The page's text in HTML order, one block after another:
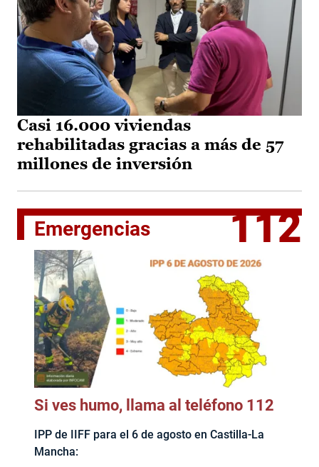
Casi 16.000 viviendas
rehabilitadas gracias a más de 57
millones de inversión
Emergencias 112
Si ves humo, llama al teléfono 112
IPP de IIFF para el 6 de agosto en Castilla-La
Mancha: